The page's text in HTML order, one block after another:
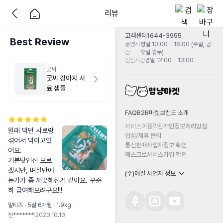
리뷰
Best Review
굿씨
굿씨 강아지 사
료 샘플
원래 먹던 사료랑
섞어서 먹이고있
어요.
기분탓인진 모르
겠지만, 며칠만에
눈가가 좀 깨끗해진거 같아요. 꾸준
히 급여해보려구요!!!
말티즈 · 5살 6개월 · 1.9kg
천******* 2023.10.13
고객센터1644-3955
운영시
간
평일 10:00 - 16:00 (주말, 공
휴일 휴무)
점심시간평일 12:00 - 13:00
FAQB2B마켓 브랜드 소개
서비스이용약관개인정보처리방침
입점/제휴 문의
통신판매사업자정보 확인
에스크로서비스가입 확인
(주)에필 사업자 정보